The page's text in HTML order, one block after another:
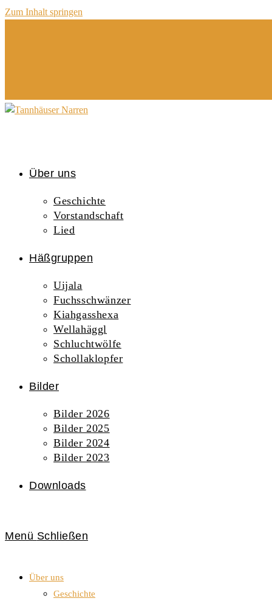
Zum Inhalt springen
Über uns
Geschichte
Vorstandschaft
Lied
Häßgruppen
Uijala
Fuchsschwänzer
Kiahgasshexa
Wellahäggl
Schluchtwölfe
Schollaklopfer
Bilder
Bilder 2026
Bilder 2025
Bilder 2024
Bilder 2023
Downloads
Menü Schließen
Über uns
Geschichte